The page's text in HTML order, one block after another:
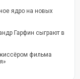
ядро на новых
Гарфин сыграют в
фильма